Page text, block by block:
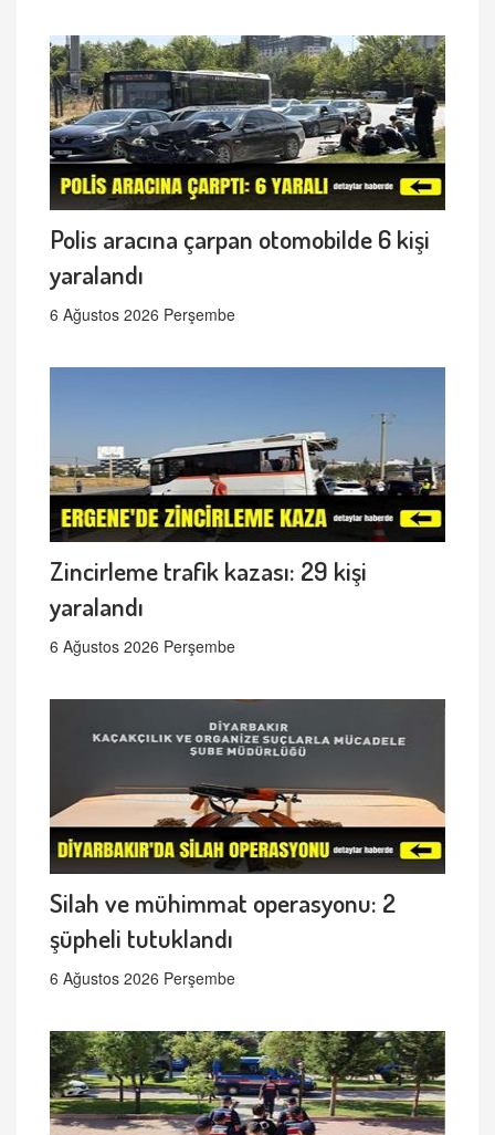
Polis aracına çarpan otomobilde 6 kişi
yaralandı
6 Ağustos 2026 Perşembe
Zincirleme trafik kazası: 29 kişi
yaralandı
6 Ağustos 2026 Perşembe
Silah ve mühimmat operasyonu: 2
şüpheli tutuklandı
6 Ağustos 2026 Perşembe